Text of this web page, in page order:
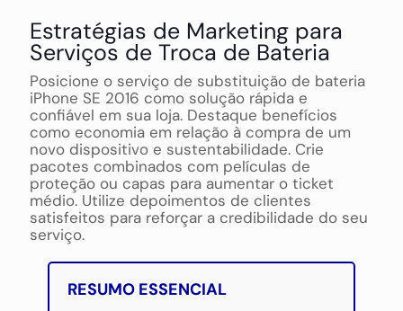
Estratégias de Marketing para
Serviços de Troca de Bateria
Posicione o serviço de substituição de bateria
iPhone SE 2016 como solução rápida e
confiável em sua loja. Destaque benefícios
como economia em relação à compra de um
novo dispositivo e sustentabilidade. Crie
pacotes combinados com películas de
proteção ou capas para aumentar o ticket
médio. Utilize depoimentos de clientes
satisfeitos para reforçar a credibilidade do seu
serviço.
RESUMO ESSENCIAL